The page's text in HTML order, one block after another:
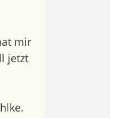
mir
jetzt